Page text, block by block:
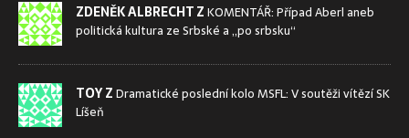
ZDENĚK ALBRECHT ZKOMENTÁŘ: Případ Aberl aneb
politická kultura ze Srbské a „po srbsku“
TOY ZDramatické poslední kolo MSFL: V soutěži vítězí SK
Líšeň